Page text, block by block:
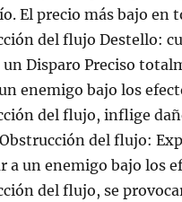
El precio más bajo en
del flujo Destello:
un Disparo Preciso
enemigo bajo los
del flujo, inflige
Obstrucción del flujo:
a un enemigo bajo los
del flujo, se